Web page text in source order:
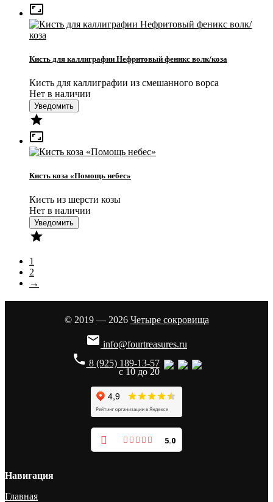

Кисть для каллиграфии Нефритовый феникс волк/коза
Кисть для каллиграфии из смешанного ворса
Нет в наличии
Уведомить


Кисть коза «Помощь небес»
Кисть из шерсти козы
Нет в наличии
Уведомить

1
2
→
© 2019 — 2026 Четыре сокровища
 info@fourtreasures.ru
phone 8 (925) 189-13-57
с 10 до 20
5.0
Навигация
Главная